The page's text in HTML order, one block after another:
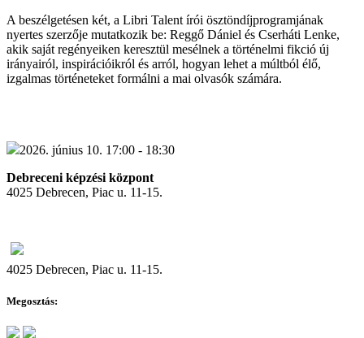
A beszélgetésen két, a Libri Talent írói ösztöndíjprogramjának
nyertes szerzője mutatkozik be: Reggő Dániel és Cserháti Lenke,
akik saját regényeiken keresztül mesélnek a történelmi fikció új
irányairól, inspirációikról és arról, hogyan lehet a múltból élő,
izgalmas történeteket formálni a mai olvasók számára.
2026. június 10. 17:00 - 18:30
Debreceni képzési központ
4025 Debrecen, Piac u. 11-15.
4025 Debrecen, Piac u. 11-15.
Megosztás: